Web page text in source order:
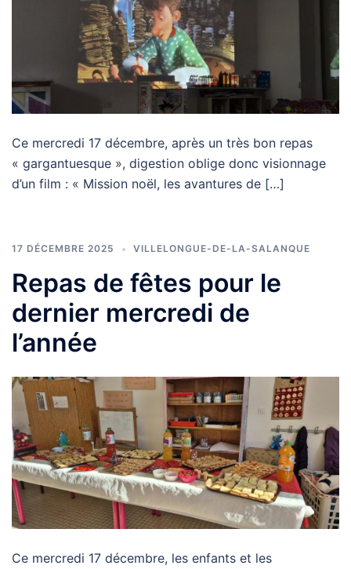
Ce mercredi 17 décembre, après un très bon repas
« gargantuesque », digestion oblige donc visionnage
d’un film : « Mission noël, les avantures de […]
17 DÉCEMBRE 2025 VILLELONGUE-DE-LA-SALANQUE
Repas de fêtes pour le
dernier mercredi de
l’année
Ce mercredi 17 décembre, les enfants et les